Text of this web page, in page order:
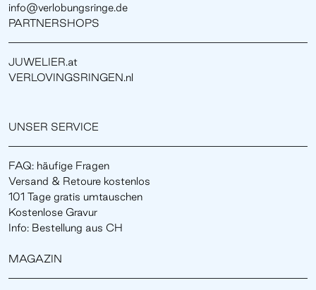
info@verlobungsringe.de
PARTNERSHOPS
JUWELIER.at
VERLOVINGSRINGEN.nl
UNSER SERVICE
FAQ: häufige Fragen
Versand & Retoure kostenlos
101 Tage gratis umtauschen
Kostenlose Gravur
Info: Bestellung aus CH
MAGAZIN